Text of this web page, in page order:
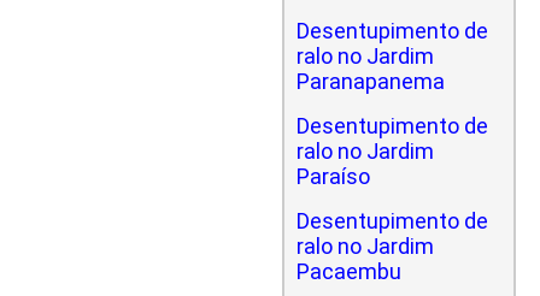
Desentupimento de
ralo no Jardim
Paranapanema
Desentupimento de
ralo no Jardim
Paraíso
Desentupimento de
ralo no Jardim
Pacaembu